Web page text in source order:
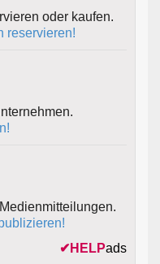
oder kaufen.
reservieren!
✔ HELPads